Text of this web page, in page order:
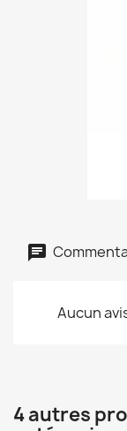
Aucun
4 autres